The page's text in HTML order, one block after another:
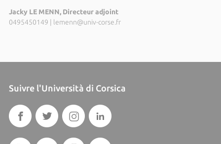
Jacky LE MENN, Directeur adjoint
0495450149
lemenn@univ-corse.fr
Suivre l'Università di Corsica